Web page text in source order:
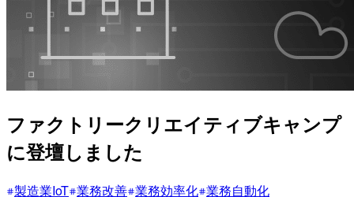
ファクトリークリエイティブキャンプ
に登壇しました
製造業IoT 業務改善 業務効率化 業務自動化